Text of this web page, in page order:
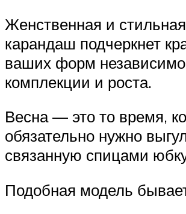
Женственная и
карандаш подчеркнет
ваших форм
комплекции и роста.
Весна — это то время,
обязательно нужно
связанную спицами
Подобная модель